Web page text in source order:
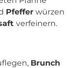
Pfeffer würzen
verfeinern.
Brunch